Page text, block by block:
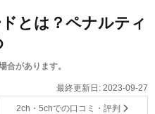
とは？ペナルティ
があります。
最終更新日: 2023-09-27
2ch・5chでの口コミ・評判